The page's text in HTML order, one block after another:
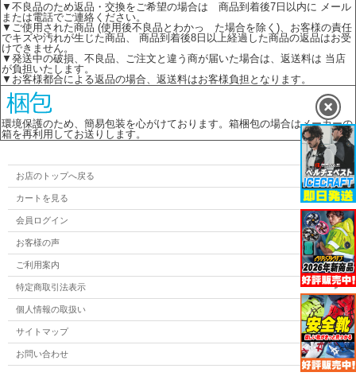
▼不良品のため返品・交換をご希望の場合は 商品到着後7日以内に メール
または電話でご連絡ください。
▼ご使用された商品 (使用後不良品とわかっ た場合を除く)、お客様の責任
でキズや汚れが生じた商品、 商品到着後8日以上経過した商品の返品はお受
けできません。
▼発送中の破損、不良品、ご注文と違う商が届いた場合は、返送料は 当店
が負担いたします。
▼お客様都合による返品の場合、返送料はお客様負担となります。
環境保護のため、簡易包装を心がけております。箱梱包の場合はメーカーの
箱を再利用してお送りします。
お店のトップへ戻る
カートを見る
会員ログイン
お客様の声
ご利用案内
特定商取引法表示
個人情報の取扱い
サイトマップ
お問い合わせ